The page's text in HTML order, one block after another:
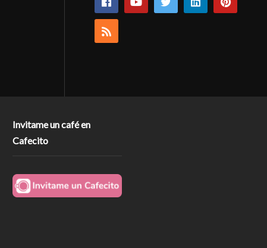
Invitame un café en
Cafecito